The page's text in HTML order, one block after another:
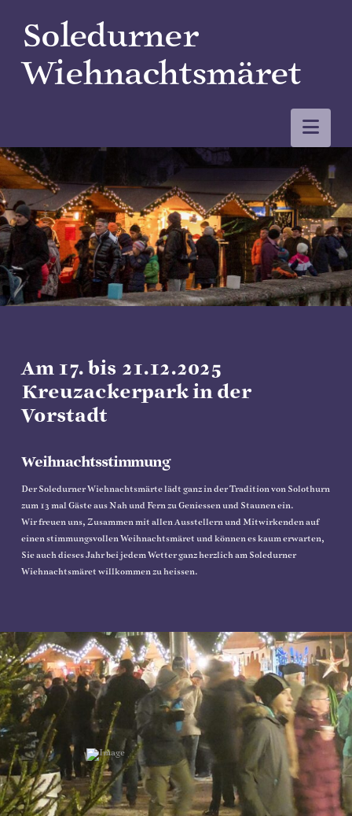
Soledurner
Wiehnachtsmäret
Am 17. bis 21.12.2025
Kreuzackerpark in der
Vorstadt
Weihnachtsstimmung
Der Soledurner Wiehnachtsmärte lädt ganz in der Tradition von Solothurn
zum 13 mal Gäste aus Nah und Fern zu Geniessen und Staunen ein.
Wir freuen uns, Zusammen mit allen Ausstellern und Mitwirkenden auf
einen stimmungsvollen Weihnachtsmäret und können es kaum erwarten,
Sie auch dieses Jahr bei jedem Wetter ganz herzlich am Soledurner
Wiehnachtsmäret willkommen zu heissen.